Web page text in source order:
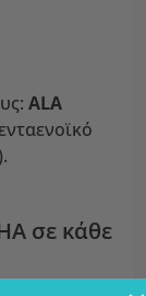
ALA
σε κάθε